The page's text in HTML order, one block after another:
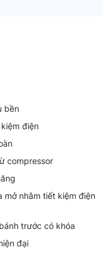
bền
điện
compressor
nhằm tiết kiệm điện
trước có khóa
đại